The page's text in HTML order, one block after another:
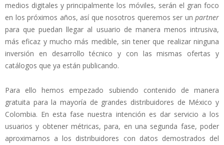
medios digitales y principalmente los móviles, serán el gran foco
en los próximos años, así que nosotros queremos ser un partner
para que puedan llegar al usuario de manera menos intrusiva,
más eficaz y mucho más medible, sin tener que realizar ninguna
inversión en desarrollo técnico y con las mismas ofertas y
catálogos que ya están publicando.
Para ello hemos empezado subiendo contenido de manera
gratuita para la mayoría de grandes distribuidores de México y
Colombia. En esta fase nuestra intención es dar servicio a los
usuarios y obtener métricas, para, en una segunda fase, poder
aproximarnos a los distribuidores con datos demostrados del